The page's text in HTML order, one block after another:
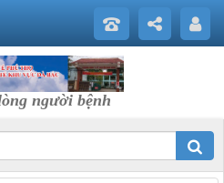
người bệnh